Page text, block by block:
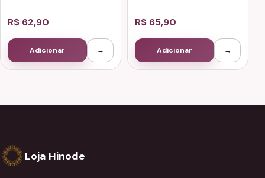
R$ 62,90
Adicionar →
R$ 65,90
Adicionar →
Loja Hinode